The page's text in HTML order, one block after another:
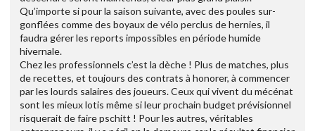
Qu’importe si pour la saison suivante, avec des poules sur-
gonflées comme des boyaux de vélo perclus de hernies, il
faudra gérer les reports impossibles en période humide
hivernale.
Chez les professionnels c’est la dèche ! Plus de matches, plus
de recettes, et toujours des contrats à honorer, à commencer
par les lourds salaires des joueurs. Ceux qui vivent du mécénat
sont les mieux lotis même si leur prochain budget prévisionnel
risquerait de faire pschitt ! Pour les autres, véritables